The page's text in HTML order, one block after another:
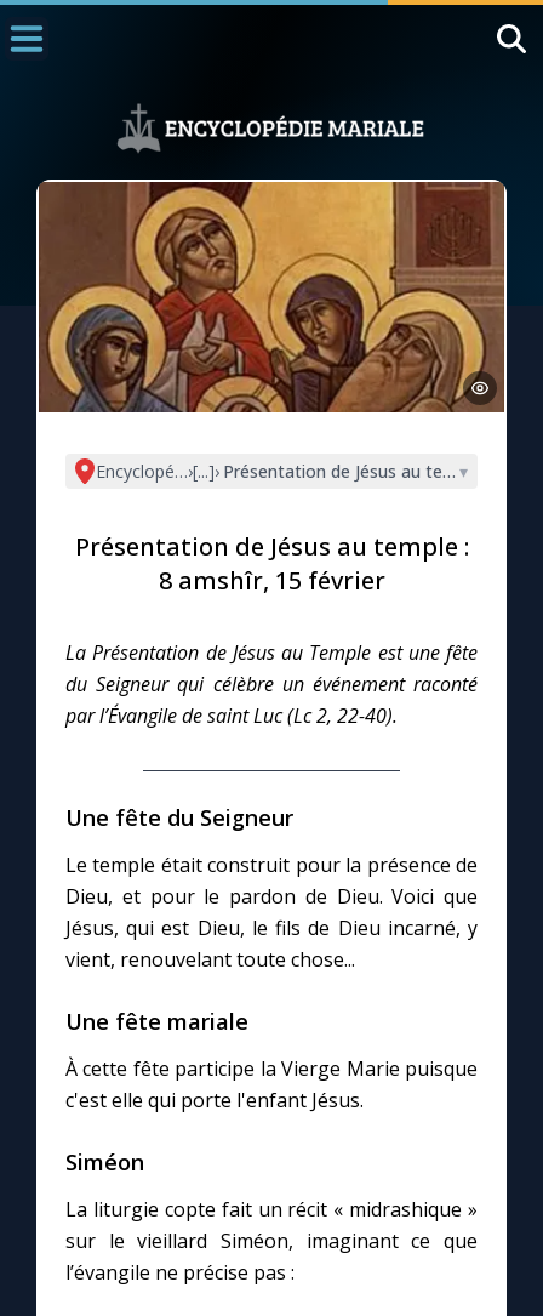
1000 Raisons de Croire
L'actualité de la semaine
La chaîne Youtube
La newsletter
La vidéo de la semaine
Le magazine
Questions-réponses
Prier au quotidien
Avec Thérèse de Lisieux
L'Évangile chaque jour
Les premiers samedis du mois
Marie qui défait les nœuds
Me consacrer à Jésus par Marie
Mes intentions de prière
Encyclopédie mariale
›[...]› Présentation de Jésus au temple : 8
▾
Présentation de Jésus au temple :
8 amshîr, 15 février
La Présentation de Jésus au Temple est une fête
du Seigneur qui célèbre un événement raconté
par l’Évangile de saint Luc (Lc 2, 22-40).
Une fête du Seigneur
Le temple était construit pour la présence de
Dieu, et pour le pardon de Dieu. Voici que
Jésus, qui est Dieu, le fils de Dieu incarné, y
vient, renouvelant toute chose...
Une fête mariale
À cette fête participe la Vierge Marie puisque
c'est elle qui porte l'enfant Jésus.
Siméon
La liturgie copte fait un récit « midrashique »
sur le vieillard Siméon, imaginant ce que
l’évangile ne précise pas :